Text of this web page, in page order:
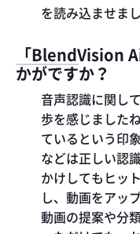
を読み込ませまし
「BlendVision
かがですか？
音声認識に関し
歩を感じました
ているという印
などは正しい認
かけしてもヒッ
し、動画をアッ
動画の提案や分